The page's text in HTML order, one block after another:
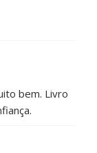
bem. Livro